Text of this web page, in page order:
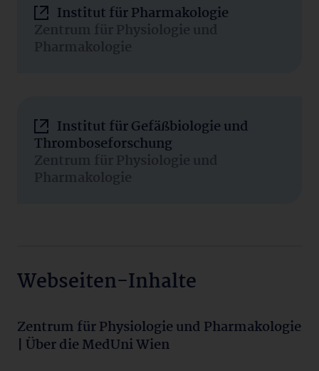
Institut für Pharmakologie
Zentrum für Physiologie und
Pharmakologie
Institut für Gefäßbiologie und
Thromboseforschung
Zentrum für Physiologie und
Pharmakologie
Webseiten-Inhalte
Zentrum für Physiologie und Pharmakologie
| Über die MedUni Wien